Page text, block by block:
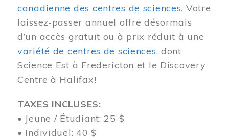
canadienne des centres de sciences. Votre
laissez-passer annuel offre désormais
d’un accès gratuit ou à prix réduit à une
variété de centres de sciences, dont
Science Est à Fredericton et le Discovery
Centre à Halifax!
TAXES INCLUSES:
• Jeune / Étudiant: 25 $
• Individuel: 40 $